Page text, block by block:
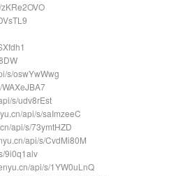
s/oswYwWwg
s/udv8rEst
api/s/saImzeeC
api/s/73ymtHZD
api/s/CvdMi80M
9i0q1alv
api/s/1YW0uLnQ